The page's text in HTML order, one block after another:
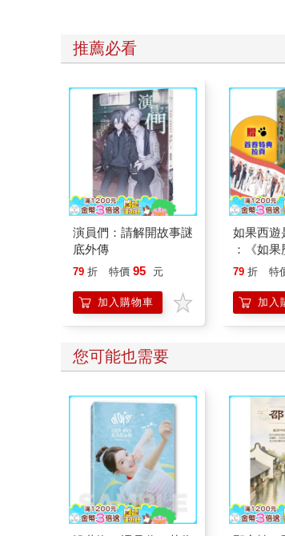
推薦必看
演員們：請解開故事謎
底外傳
79 折 特價 95 元
加入購物車
如果西遊
：《如
喵》作者
79 折 特
加入
您可能也需要